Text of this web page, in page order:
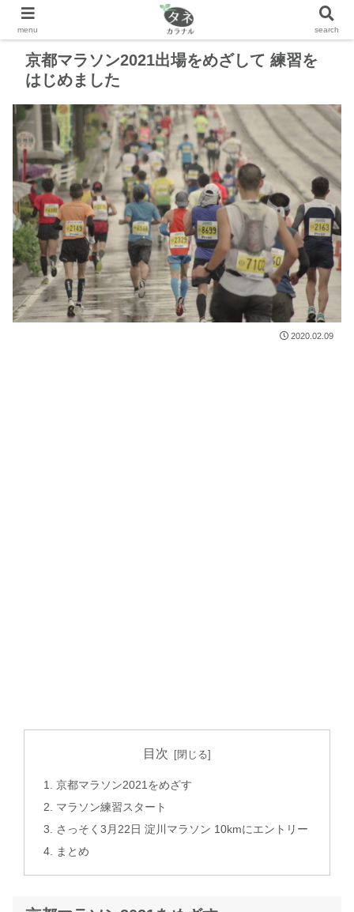
京都マラソン2021出場をめざして 練習を
はじめました
2020.02.09
目次
京都マラソン2021をめざす
マラソン練習スタート
さっそく3月22日 淀川マラソン 10kmにエントリー
まとめ